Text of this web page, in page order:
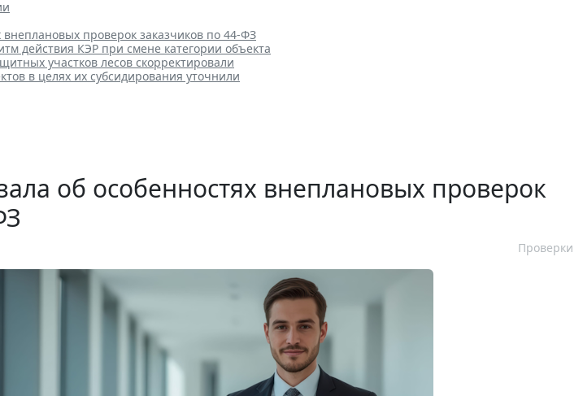
проверок заказчиков по 44-ФЗ
действия КЭР при смене категории объекта
участков лесов скорректировали
в целях их субсидирования уточнили
об особенностях внеплановых проверок
Проверки